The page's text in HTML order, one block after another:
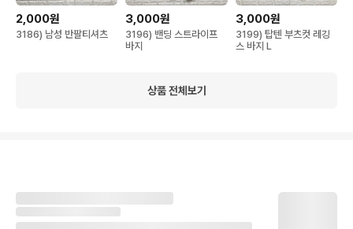
2,000원
3186) 남성 반팔티셔츠
3,000원
3196) 밴딩 스트라이프
바지
3,000원
3199) 탑텐 부츠컷 레깅
스 바지 L
상품 전체보기